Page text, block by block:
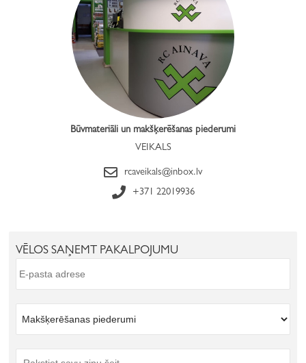
Būvmateriāli un makšķerēšanas piederumi
VEIKALS
rcaveikals@inbox.lv
+371 22019936
VĒLOS SAŅEMT PAKALPOJUMU